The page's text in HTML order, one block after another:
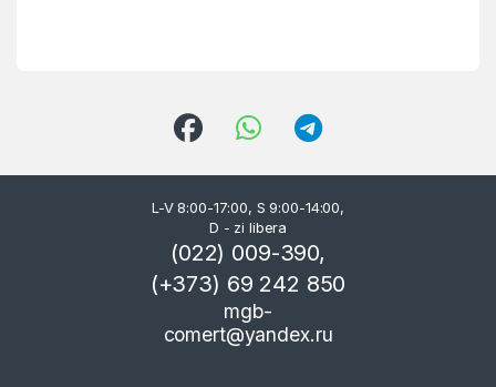
L-V 8:00-17:00, S 9:00-14:00,
D - zi libera
(022) 009-390,
(+373) 69 242 850
mgb-
comert@yandex.ru